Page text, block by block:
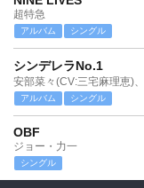
超特急
アルバム シングル
シンデレラNo.1
アルバム シングル
OBF
ジョー・力一
シングル